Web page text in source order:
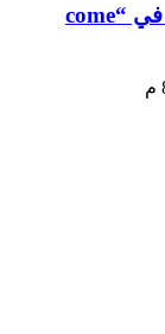
الشاب خالد يوحّد جميع الجنسيات في “come